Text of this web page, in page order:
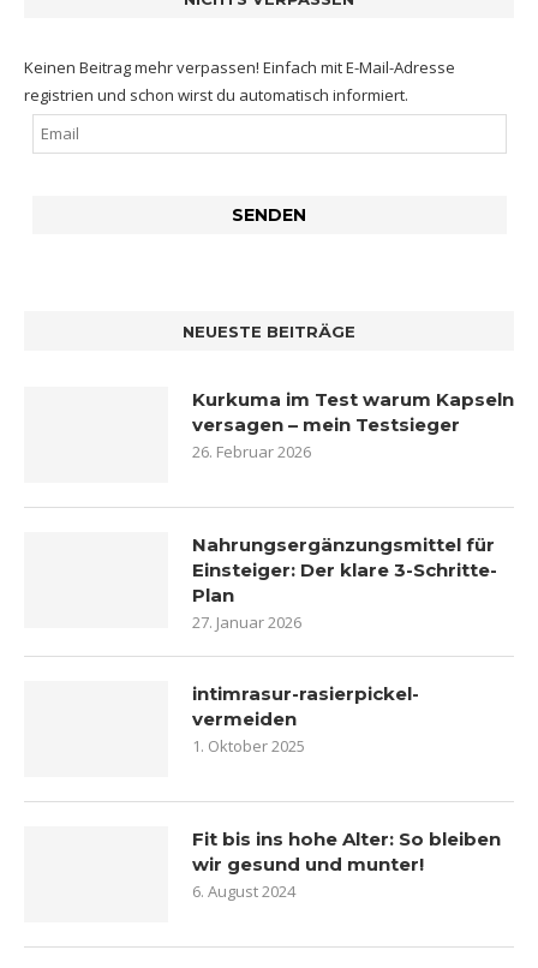
Keinen Beitrag mehr verpassen! Einfach mit E-Mail-Adresse
registrien und schon wirst du automatisch informiert.
NEUESTE BEITRÄGE
Kurkuma im Test warum Kapseln
versagen – mein Testsieger
26. Februar 2026
Nahrungsergänzungsmittel für
Einsteiger: Der klare 3-Schritte-
Plan
27. Januar 2026
intimrasur-rasierpickel-
vermeiden
1. Oktober 2025
Fit bis ins hohe Alter: So bleiben
wir gesund und munter!
6. August 2024